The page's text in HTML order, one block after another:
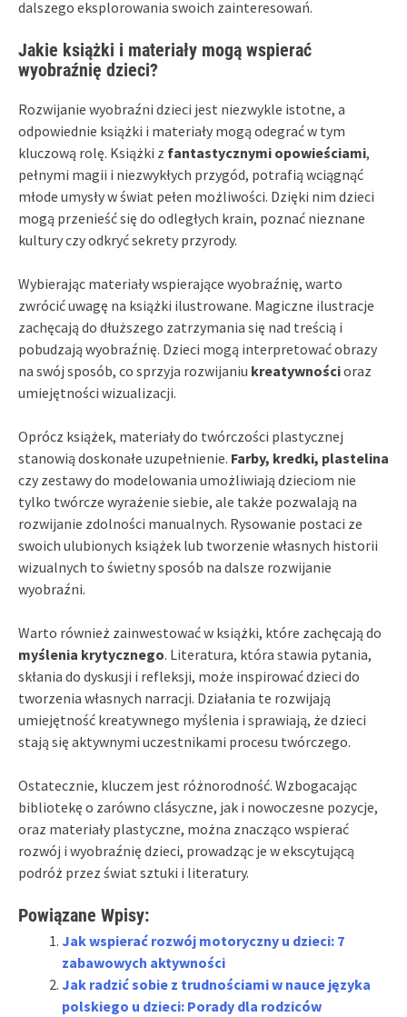
dalszego eksplorowania swoich zainteresowań.
Jakie książki i materiały mogą wspierać
wyobraźnię dzieci?
Rozwijanie wyobraźni dzieci jest niezwykle istotne, a
odpowiednie książki i materiały mogą odegrać w tym
kluczową rolę. Książki z fantastycznymi opowieściami,
pełnymi magii i niezwykłych przygód, potrafią wciągnąć
młode umysły w świat pełen możliwości. Dzięki nim dzieci
mogą przenieść się do odległych krain, poznać nieznane
kultury czy odkryć sekrety przyrody.
Wybierając materiały wspierające wyobraźnię, warto
zwrócić uwagę na książki ilustrowane. Magiczne ilustracje
zachęcają do dłuższego zatrzymania się nad treścią i
pobudzają wyobraźnię. Dzieci mogą interpretować obrazy
na swój sposób, co sprzyja rozwijaniu kreatywnościoraz
umiejętności wizualizacji.
Oprócz książek, materiały do twórczości plastycznej
stanowią doskonałe uzupełnienie. Farby, kredki, plastelina
czy zestawy do modelowania umożliwiają dzieciom nie
tylko twórcze wyrażenie siebie, ale także pozwalają na
rozwijanie zdolności manualnych. Rysowanie postaci ze
swoich ulubionych książek lub tworzenie własnych historii
wizualnych to świetny sposób na dalsze rozwijanie
wyobraźni.
Warto również zainwestować w książki, które zachęcają do
myślenia krytycznego. Literatura, która stawia pytania,
skłania do dyskusji i refleksji, może inspirować dzieci do
tworzenia własnych narracji. Działania te rozwijają
umiejętność kreatywnego myślenia i sprawiają, że dzieci
stają się aktywnymi uczestnikami procesu twórczego.
Ostatecznie, kluczem jest różnorodność. Wzbogacając
bibliotekę o zarówno clásyczne, jak i nowoczesne pozycje,
oraz materiały plastyczne, można znacząco wspierać
rozwój i wyobraźnię dzieci, prowadząc je w ekscytującą
podróż przez świat sztuki i literatury.
Powiązane Wpisy:
Jak wspierać rozwój motoryczny u dzieci: 7
zabawowych aktywności
Jak radzić sobie z trudnościami w nauce języka
polskiego u dzieci: Porady dla rodziców